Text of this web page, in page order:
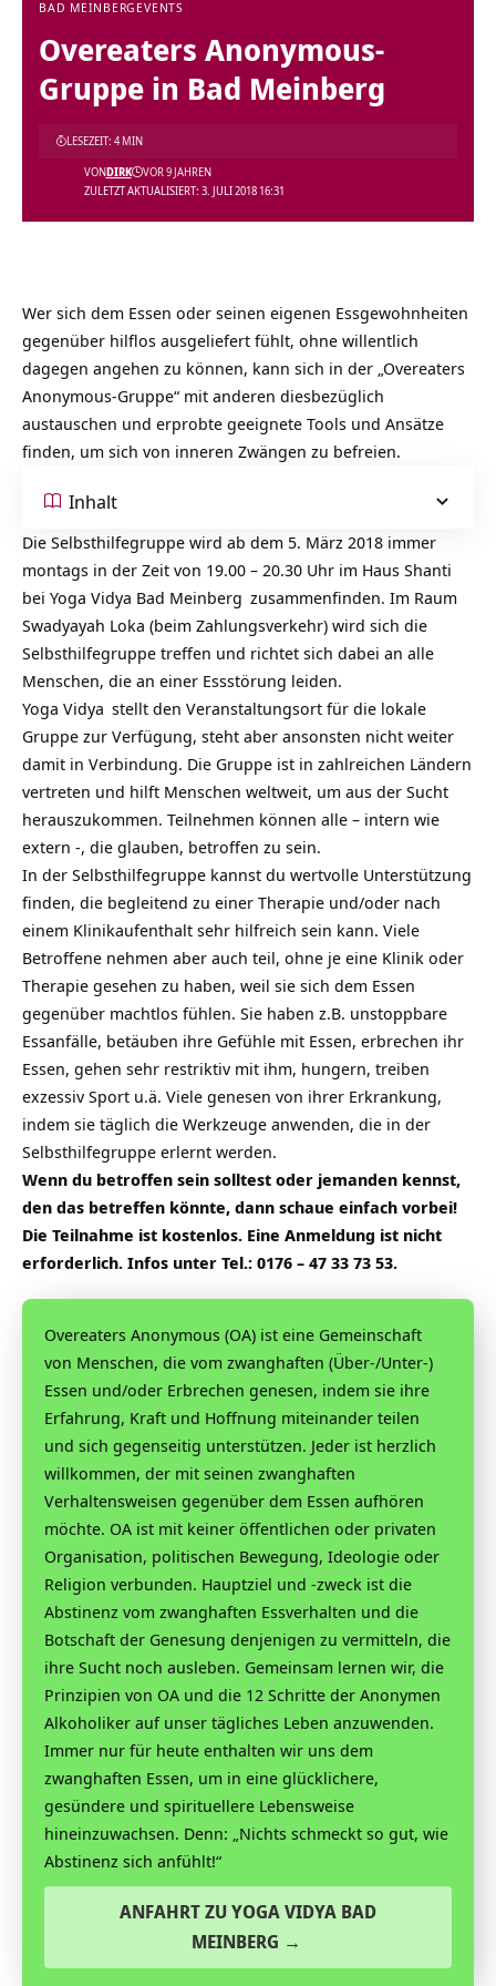
BAD MEINBERG EVENTS
Overeaters Anonymous-
Gruppe in Bad Meinberg
ZULETZT AKTUALISIERT: 3. JULI 2018 16:31
VONDIRK VOR 9 JAHREN
LESEZEIT: 4 MIN
Wer sich dem Essen oder seinen eigenen Essgewohnheiten
gegenüber hilflos ausgeliefert fühlt, ohne willentlich
dagegen angehen zu können, kann sich in der „Overeaters
Anonymous-Gruppe“ mit anderen diesbezüglich
austauschen und erprobte geeignete Tools und Ansätze
finden, um sich von inneren Zwängen zu befreien.
Inhalt
Die Selbsthilfegruppe wird ab dem 5. März 2018 immer
montags in der Zeit von 19.00 – 20.30 Uhr im Haus Shanti
bei Yoga Vidya Bad Meinberg zusammenfinden. Im Raum
Swadyayah Loka (beim Zahlungsverkehr) wird sich die
Selbsthilfegruppe treffen und richtet sich dabei an alle
Menschen, die an einer Essstörung leiden.
Yoga Vidya stellt den Veranstaltungsort für die lokale
Gruppe zur Verfügung, steht aber ansonsten nicht weiter
damit in Verbindung. Die Gruppe ist in zahlreichen Ländern
vertreten und hilft Menschen weltweit, um aus der Sucht
herauszukommen. Teilnehmen können alle – intern wie
extern -, die glauben, betroffen zu sein.
In der Selbsthilfegruppe kannst du wertvolle Unterstützung
finden, die begleitend zu einer Therapie und/oder nach
einem Klinikaufenthalt sehr hilfreich sein kann. Viele
Betroffene nehmen aber auch teil, ohne je eine Klinik oder
Therapie gesehen zu haben, weil sie sich dem Essen
gegenüber machtlos fühlen. Sie haben z.B. unstoppbare
Essanfälle, betäuben ihre Gefühle mit Essen, erbrechen ihr
Essen, gehen sehr restriktiv mit ihm, hungern, treiben
exzessiv Sport u.ä. Viele genesen von ihrer Erkrankung,
indem sie täglich die Werkzeuge anwenden, die in der
Selbsthilfegruppe erlernt werden.
Wenn du betroffen sein solltest oder jemanden kennst,
den das betreffen könnte, dann schaue einfach vorbei!
Die Teilnahme ist kostenlos. Eine Anmeldung ist nicht
erforderlich. Infos unter Tel.: 0176 – 47 33 73 53.
Overeaters Anonymous (OA) ist eine Gemeinschaft
von Menschen, die vom zwanghaften (Über-/Unter-)
Essen und/oder Erbrechen genesen, indem sie ihre
Erfahrung, Kraft und Hoffnung miteinander teilen
und sich gegenseitig unterstützen. Jeder ist herzlich
willkommen, der mit seinen zwanghaften
Verhaltensweisen gegenüber dem Essen aufhören
möchte. OA ist mit keiner öffentlichen oder privaten
Organisation, politischen Bewegung, Ideologie oder
Religion verbunden. Hauptziel und -zweck ist die
Abstinenz vom zwanghaften Essverhalten und die
Botschaft der Genesung denjenigen zu vermitteln, die
ihre Sucht noch ausleben. Gemeinsam lernen wir, die
Prinzipien von OA und die 12 Schritte der Anonymen
Alkoholiker auf unser tägliches Leben anzuwenden.
Immer nur für heute enthalten wir uns dem
zwanghaften Essen, um in eine glücklichere,
gesündere und spirituellere Lebensweise
hineinzuwachsen. Denn: „Nichts schmeckt so gut, wie
Abstinenz sich anfühlt!“
ANFAHRT ZU YOGA VIDYA BAD
MEINBERG →